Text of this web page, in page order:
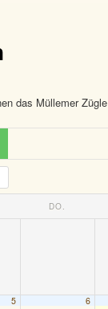
das Müllemer
DO.
5 6